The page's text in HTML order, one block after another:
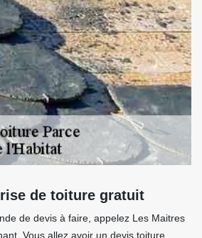
de toiture gratuit
de devis à faire, appelez Les Maitres
Vous allez avoir un devis toiture